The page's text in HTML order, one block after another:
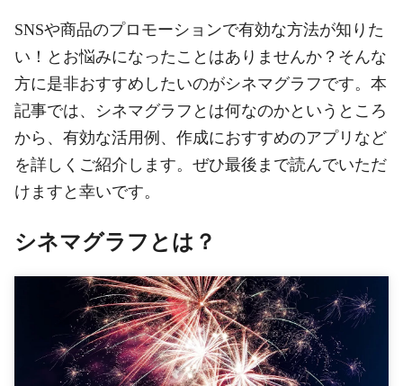
SNSや商品のプロモーションで有効な方法が知りた
い！とお悩みになったことはありませんか？そんな
方に是非おすすめしたいのがシネマグラフです。本
記事では、シネマグラフとは何なのかというところ
から、有効な活用例、作成におすすめのアプリなど
を詳しくご紹介します。ぜひ最後まで読んでいただ
けますと幸いです。
シネマグラフとは？